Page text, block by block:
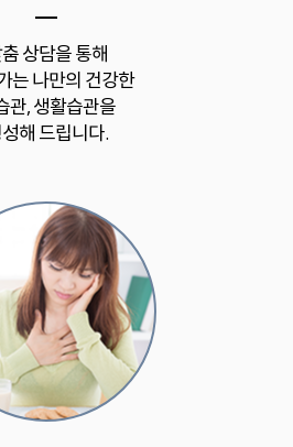
상담을 통해
는 나만의 건강한
관, 생활습관을
해 드립니다.